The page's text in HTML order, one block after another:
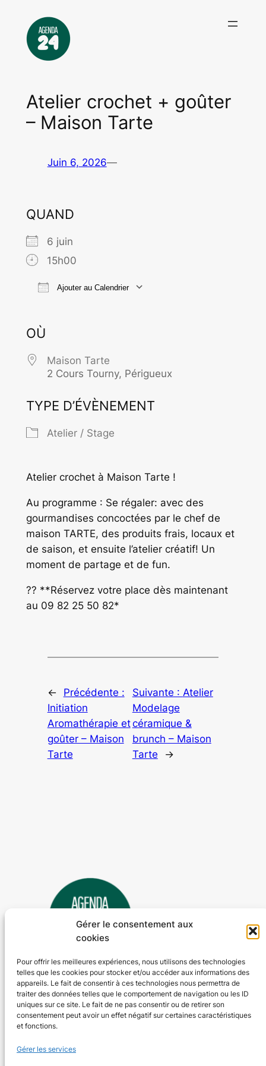
Gérer le consentement aux
cookies
Pour offrir les meilleures expériences, nous utilisons des technologies
telles que les cookies pour stocker et/ou accéder aux informations des
appareils. Le fait de consentir à ces technologies nous permettra de
traiter des données telles que le comportement de navigation ou les ID
uniques sur ce site. Le fait de ne pas consentir ou de retirer son
consentement peut avoir un effet négatif sur certaines caractéristiques
et fonctions.
Gérer les services
contenu
Atelier crochet + goûter
– Maison Tarte
Juin 6, 2026—
QUAND
6 juin
15h00
Ajouter au Calendrier
OÙ
Maison Tarte
2 Cours Tourny, Périgueux
TYPE D’ÉVÈNEMENT
Atelier / Stage
Atelier crochet à Maison Tarte !
Au programme : Se régaler: avec des
gourmandises concoctées par le chef de
maison TARTE, des produits frais, locaux et
de saison, et ensuite l’atelier créatif! Un
moment de partage et de fun.
?? **Réservez votre place dès maintenant
au 09 82 25 50 82*
←
Précédente :
Initiation
Aromathérapie et
goûter – Maison
Tarte
Suivante : Atelier
Modelage
céramique &
brunch – Maison
Tarte
→
Agenda 24
L'agenda des manifestations et activités en Dordogne
Tous les événements